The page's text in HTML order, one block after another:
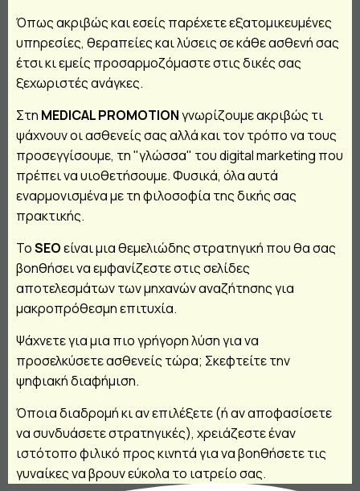
Όπως ακριβώς και εσείς παρέχετε εξατομικευμένες
υπηρεσίες, θεραπείες και λύσεις σε κάθε ασθενή σας
έτσι κι εμείς προσαρμοζόμαστε στις δικές σας
ξεχωριστές ανάγκες.
Στη MEDICAL PROMOTIONγνωρίζουμε ακριβώς τι
ψάχνουν οι ασθενείς σας αλλά και τον τρόπο να τους
προσεγγίσουμε, τη "γλώσσα" του digital marketing που
πρέπει να υιοθετήσουμε. Φυσικά, όλα αυτά
εναρμονισμένα με τη φιλοσοφία της δικής σας
πρακτικής.
ΤοSEOείναι μια θεμελιώδης στρατηγική που θα σας
βοηθήσει να εμφανίζεστε στις σελίδες
αποτελεσμάτων των μηχανών αναζήτησης για
μακροπρόθεσμη επιτυχία.
Ψάχνετε για μια πιο γρήγορη λύση για να
προσελκύσετε ασθενείς τώρα; Σκεφτείτε την
ψηφιακή διαφήμιση.
Όποια διαδρομή κι αν επιλέξετε (ή αν αποφασίσετε
να συνδυάσετε στρατηγικές), χρειάζεστε έναν
ιστότοπο φιλικό προς κινητά για να βοηθήσετε τις
γυναίκες να βρουν εύκολα το ιατρείο σας.